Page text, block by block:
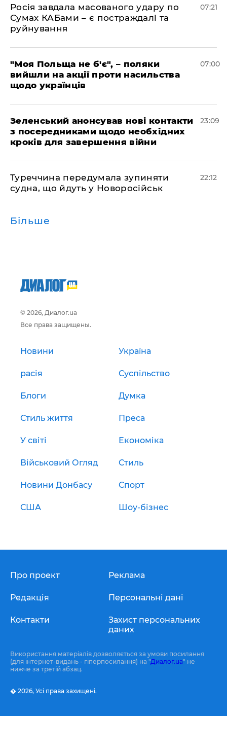
Росія завдала масованого удару по
Сумах КАБами – є постраждалі та
руйнування
07:21
"Моя Польща не б'є", – поляки
вийшли на акції проти насильства
щодо українців
07:00
Зеленський анонсував нові контакти
з посередниками щодо необхідних
кроків для завершення війни
23:09
Туреччина передумала зупиняти
судна, що йдуть у Новоросійськ
22:12
Більше
© 2026, Диалог.ua
Все права защищены.
Новини Україна
расія Суспільство
Блоги Думка
Стиль життя Преса
У світі Економіка
Військовий Огляд Стиль
Новини Донбасу Спорт
США Шоу-бізнес
Про проект
Редакція
Контакти
Реклама
Персональні дані
Захист персональних
даних
Використання матеріалів дозволяється за умови посилання
(для інтернет-видань - гіперпосилання) на "Диалог.ua" не
нижче за третій абзац.
� 2026, Усі права захищені.